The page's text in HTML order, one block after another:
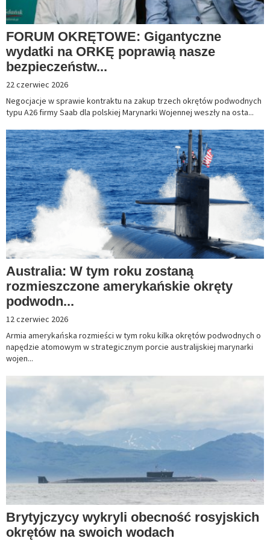
FORUM OKRĘTOWE: Gigantyczne
wydatki na ORKĘ poprawią nasze
bezpieczeństw...
22 czerwiec 2026
Negocjacje w sprawie kontraktu na zakup trzech okrętów podwodnych
typu A26 firmy Saab dla polskiej Marynarki Wojennej weszły na osta...
Australia: W tym roku zostaną
rozmieszczone amerykańskie okręty
podwodn...
12 czerwiec 2026
Armia amerykańska rozmieści w tym roku kilka okrętów podwodnych o
napędzie atomowym w strategicznym porcie australijskiej marynarki
wojen...
Brytyjczycy wykryli obecność rosyjskich
okrętów na swoich wodach